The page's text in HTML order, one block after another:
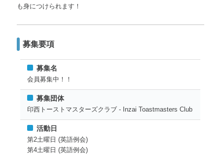
も身につけられます！
募集要項
募集名
会員募集中！！
募集団体
印西トーストマスターズクラブ - Inzai Toastmasters Club
活動日
第2土曜日 (英語例会)
第4土曜日 (英語例会)